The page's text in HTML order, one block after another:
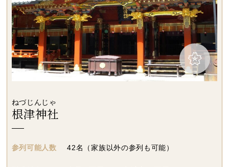
ねづじんじゃ
根津神社
参列可能人数 42名（家族以外の参列も可能）